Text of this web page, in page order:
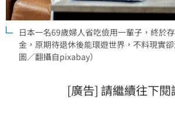
日本一名69歲婦人省吃儉用一輩子，終於
金，原期待退休後能環遊世界，不料現實
圖／翻攝自pixabay）
[廣告] 請繼續往下